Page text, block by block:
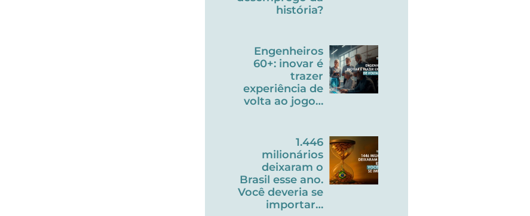
história?
Engenheiros
60+: inovar é
trazer
experiência de
volta ao jogo…
1.446
milionários
deixaram o
Brasil esse ano.
Você deveria se
importar…